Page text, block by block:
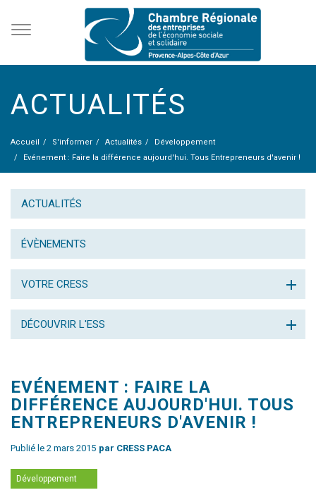
ACTUALITÉS
Accueil S'informer Actualités
Développement
Evénement : Faire la différence aujourd'hui. Tous Entrepreneurs d'avenir !
ACTUALITÉS
ÉVÈNEMENTS
VOTRE CRESS
DÉCOUVRIR L'ESS
EVÉNEMENT : FAIRE LA
DIFFÉRENCE AUJOURD'HUI. TOUS
ENTREPRENEURS D'AVENIR !
Publié le 2 mars 2015 par CRESS PACA
Développement